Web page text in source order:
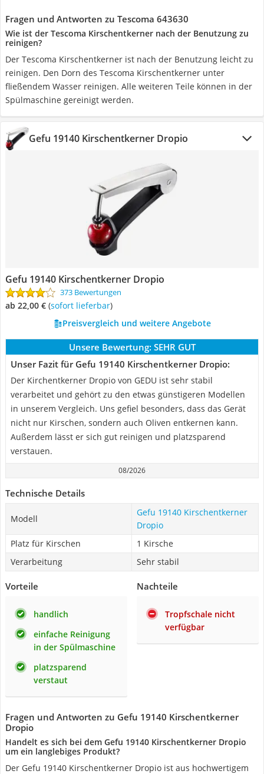
Fragen und Antworten zu Tescoma 643630
Wie ist der Tescoma Kirschentkerner nach der Benutzung zu
reinigen?
Der Tescoma Kirschentkerner ist nach der Benutzung leicht zu
reinigen. Den Dorn des Tescoma Kirschentkerner unter
fließendem Wasser reinigen. Alle weiteren Teile können in der
Spülmaschine gereinigt werden.
Gefu 19140 Kirschentkerner Dropio
Gefu 19140 Kirschentkerner Dropio
373 Bewertungen
ab 22,00 € ( Sofort lieferbar)
Preisvergleich und weitere Angebote
Unsere Bewertung: SEHR GUT
Unser Fazit für Gefu 19140 Kirschentkerner Dropio:
Der Kirchentkerner Dropio von GEDU ist sehr stabil
verarbeitet und gehört zu den etwas günstigeren Modellen
in unserem Vergleich. Uns gefiel besonders, dass das Gerät
nicht nur Kirschen, sondern auch Oliven entkernen kann.
Außerdem lässt er sich gut reinigen und platzsparend
verstauen.
08/2026
Technische Details
Modell
Gefu 19140 Kirschentkerner
Dropio
Platz für Kirschen
1 Kirsche
Verarbeitung
Sehr stabil
Vorteile
handlich
einfache Reinigung
in der Spülmaschine
platzsparend
verstaut
Nachteile
Tropfschale nicht
verfügbar
Fragen und Antworten zu Gefu 19140 Kirschentkerner
Dropio
Handelt es sich bei dem Gefu 19140 Kirschentkerner Dropio
um ein langlebiges Produkt?
Der Gefu 19140 Kirschentkerner Dropio ist aus hochwertigem